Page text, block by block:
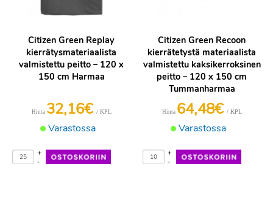
Citizen Green Replay
kierrätysmateriaalista
valmistettu peitto – 120 x
150 cm Harmaa
Varastossa
Hinta 32,16€ / KPL
-
+
Citizen Green Recoon
kierrätetystä materiaalista
valmistettu kaksikerroksinen
peitto – 120 x 150 cm
Tummanharmaa
Varastossa
Hinta 64,48€ / KPL
-
+